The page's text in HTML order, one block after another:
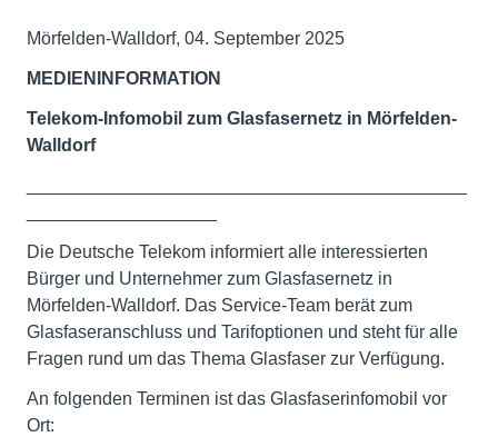
Mörfelden-Walldorf, 04. September 2025
MEDIENINFORMATION
Telekom-Infomobil zum Glasfasernetz in Mörfelden-
Walldorf
Die Deutsche Telekom informiert alle interessierten
Bürger und Unternehmer zum Glasfasernetz in
Mörfelden-Walldorf. Das Service-Team berät zum
Glasfaseranschluss und Tarifoptionen und steht für alle
Fragen rund um das Thema Glasfaser zur Verfügung.
An folgenden Terminen ist das Glasfaserinfomobil vor
Ort: